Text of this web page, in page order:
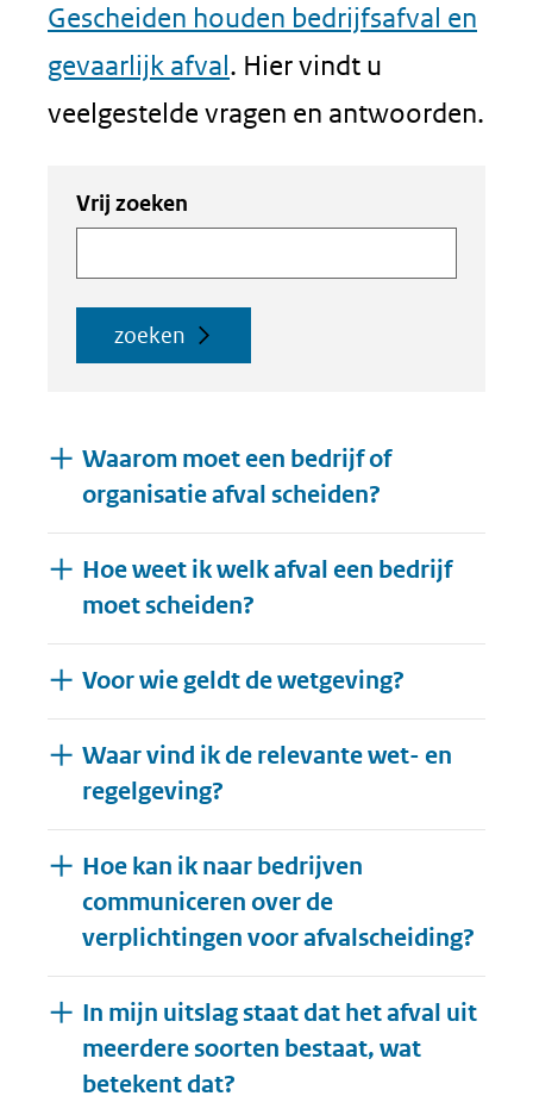
Gescheiden houden bedrijfsafval en
gevaarlijk afval. Hier vindt u
veelgestelde vragen en antwoorden.
Zoeken
de
index
Zoeken
de
index
Vrij zoeken
zoeken
Waarom moet een bedrijf of
organisatie afval scheiden?
Hoe weet ik welk afval een bedrijf
moet scheiden?
Voor wie geldt de wetgeving?
Waar vind ik de relevante wet- en
regelgeving?
Hoe kan ik naar bedrijven
communiceren over de
verplichtingen voor afvalscheiding?
In mijn uitslag staat dat het afval uit
meerdere soorten bestaat, wat
betekent dat?